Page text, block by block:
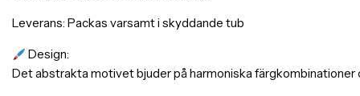
Leverans: Packas varsamt i skyddande tub
Design:
Det abstrakta motivet bjuder på harmoniska färgkombinationer